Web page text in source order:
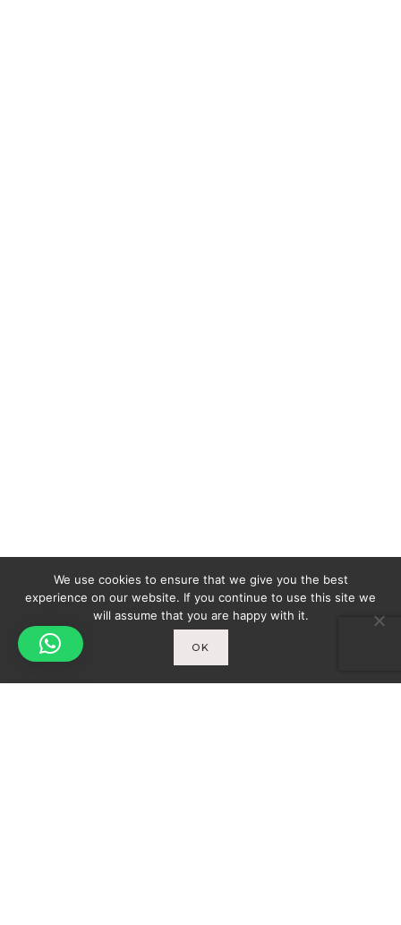
We use cookies to ensure that we give you the best
experience on our website. If you continue to use this site we
will assume that you are happy with it.
OK